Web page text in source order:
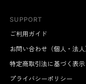
SUPPORT
ご利用ガイド
お問い合わせ（個人・法人
特定商取引法に基づく表示
プライバシーポリシー